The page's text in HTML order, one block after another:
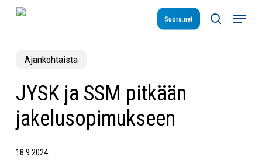
Suora.net
search
Menu
Ajankohtaista
JYSK ja SSM pitkään
jakelusopimukseen
18.9.2024